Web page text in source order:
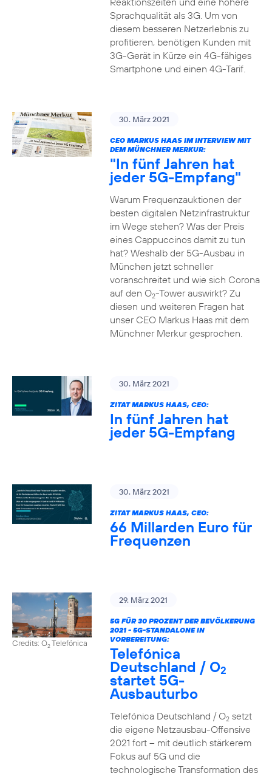
Sprachqualität als 3G. Um von
diesem besseren Netzerlebnis zu
profitieren, benötigen Kunden mit
3G-Gerät in Kürze ein 4G-fähiges
Smartphone und einen 4G-Tarif.
30. März 2021
CEO MARKUS HAAS IM INTERVIEW MIT
DEM MÜNCHNER MERKUR:
"In fünf Jahren hat
jeder 5G-Empfang"
Warum Frequenzauktionen der
besten digitalen Netzinfrastruktur
im Wege stehen? Was der Preis
eines Cappuccinos damit zu tun
hat? Weshalb der 5G-Ausbau in
München jetzt schneller
voranschreitet und wie sich Corona
auf den O2-Tower auswirkt? Zu
diesen und weiteren Fragen hat
unser CEO Markus Haas mit dem
Münchner Merkur gesprochen.
30. März 2021
ZITAT MARKUS HAAS, CEO:
In fünf Jahren hat
jeder 5G-Empfang
30. März 2021
ZITAT MARKUS HAAS, CEO:
66 Millarden Euro für
Frequenzen
Credits: O2Telefónica
29. März 2021
5G FÜR 30 PROZENT DER BEVÖLKERUNG
2021 - 5G-STANDALONE IN
VORBEREITUNG:
Telefónica
Deutschland / O2
startet 5G-
Ausbauturbo
Telefónica Deutschland / O2setzt
die eigene Netzausbau-Offensive
2021 fort – mit deutlich stärkerem
Fokus auf 5G und die
technologische Transformation des